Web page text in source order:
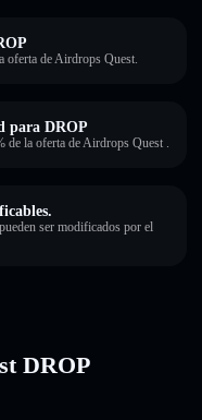
oferta de Airdrops Quest.
para DROP
de la oferta de Airdrops Quest .
ser modificados por el
DROP